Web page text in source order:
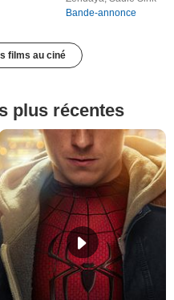
Bande-annonce
films au ciné
plus récentes